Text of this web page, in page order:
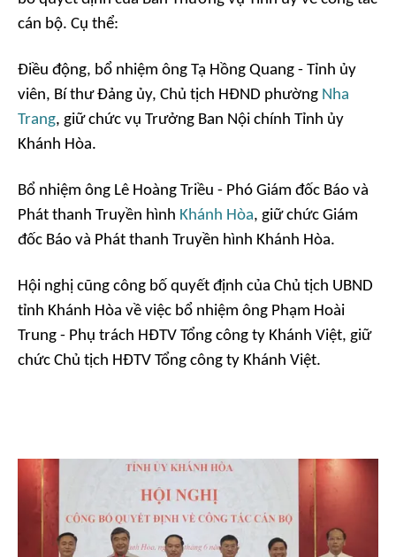
cán bộ. Cụ thể:
Điều động, bổ nhiệm ông Tạ Hồng Quang - Tỉnh ủy
viên, Bí thư Đảng ủy, Chủ tịch HĐND phường Nha
Trang, giữ chức vụ Trưởng Ban Nội chính Tỉnh ủy
Khánh Hòa.
Bổ nhiệm ông Lê Hoàng Triều - Phó Giám đốc Báo và
Phát thanh Truyền hình Khánh Hòa, giữ chức Giám
đốc Báo và Phát thanh Truyền hình Khánh Hòa.
Hội nghị cũng công bố quyết định của Chủ tịch UBND
tỉnh Khánh Hòa về việc bổ nhiệm ông Phạm Hoài
Trung - Phụ trách HĐTV Tổng công ty Khánh Việt, giữ
chức Chủ tịch HĐTV Tổng công ty Khánh Việt.